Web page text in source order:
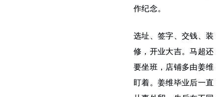
作纪念。
选址、签字、交钱、装
修，开业大吉。马超还
要坐班，店铺多由姜维
盯着。姜维毕业后一直